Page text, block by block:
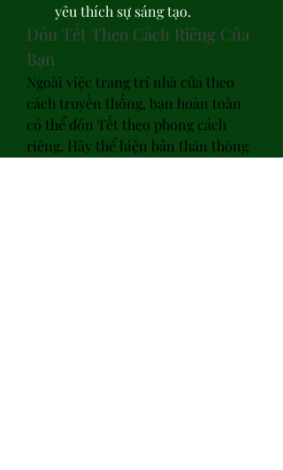
yêu thích sự sáng tạo.
Đón Tết Theo Cách Riêng Của
Bạn
Ngoài việc trang trí nhà cửa theo
cách truyền thống, bạn hoàn toàn
có thể đón Tết theo phong cách
riêng. Hãy thể hiện bản thân thông